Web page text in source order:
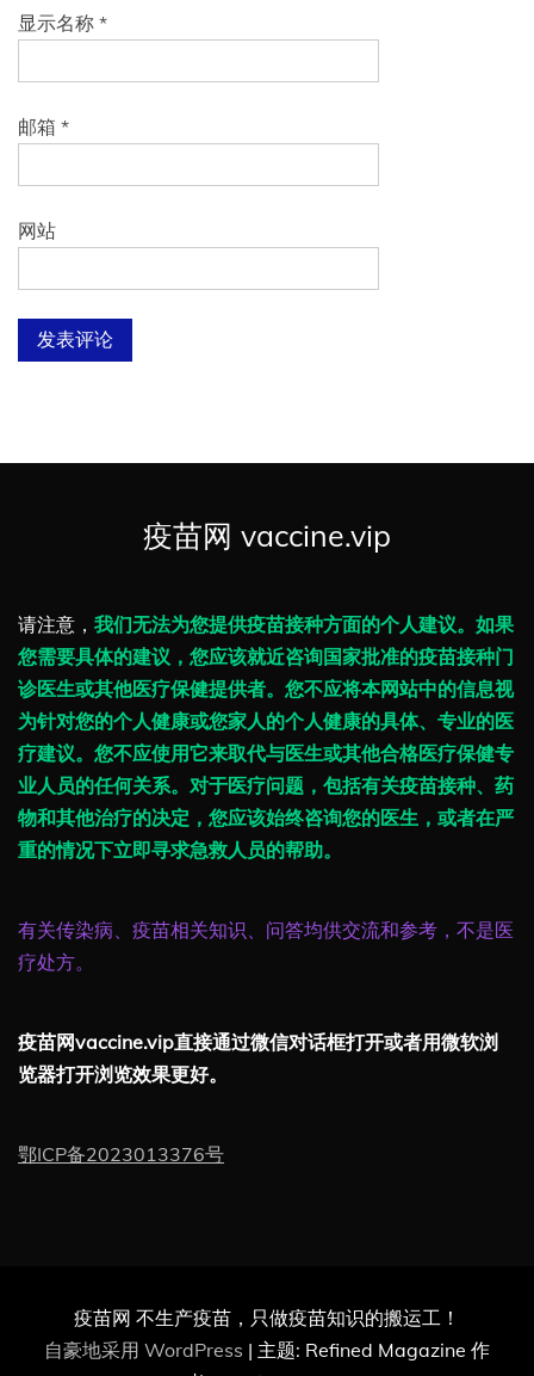
显示名称 *
邮箱 *
网站
疫苗网 vaccine.vip
请注意， 我们无法为您提供疫苗接种方面的个人建议。如果
您需要具体的建议，您应该就近咨询国家批准的疫苗接种门
诊医生或其他医疗保健提供者。您不应将本网站中的信息视
为针对您的个人健康或您家人的个人健康的具体、专业的医
疗建议。您不应使用它来取代与医生或其他合格医疗保健专
业人员的任何关系。对于医疗问题，包括有关疫苗接种、药
物和其他治疗的决定，您应该始终咨询您的医生，或者在严
重的情况下立即寻求急救人员的帮助。
有关传染病、疫苗相关知识、问答均供交流和参考，不是医
疗处方。
疫苗网vaccine.vip直接通过微信对话框打开或者用微软浏
览器打开浏览效果更好。
鄂ICP备2023013376号
疫苗网 不生产疫苗，只做疫苗知识的搬运工！
自豪地采用 WordPress | 主题: Refined Magazine 作